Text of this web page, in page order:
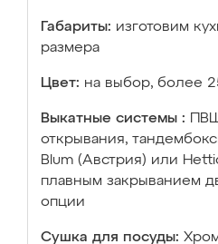
Габариты: изготовим
размера
Цвет: на выбор, более
Выкатные системы :
открывания,
Blum (Австрия) или
плавным закрыванием
опции
Сушка для посуды: